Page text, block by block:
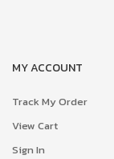
MY ACCOUNT
Track My Order
View Cart
Sign In